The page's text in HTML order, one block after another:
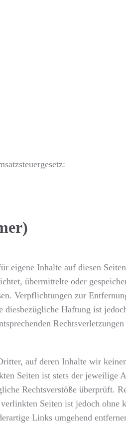
eigene Inhalte auf diesen
übermittelte oder
Verpflichtungen zur
Haftung ist
auf deren Inhalte wir
Seiten ist stets der
Rechtsverstöße überprüft.
Seiten ist jedoch
Links umgehend